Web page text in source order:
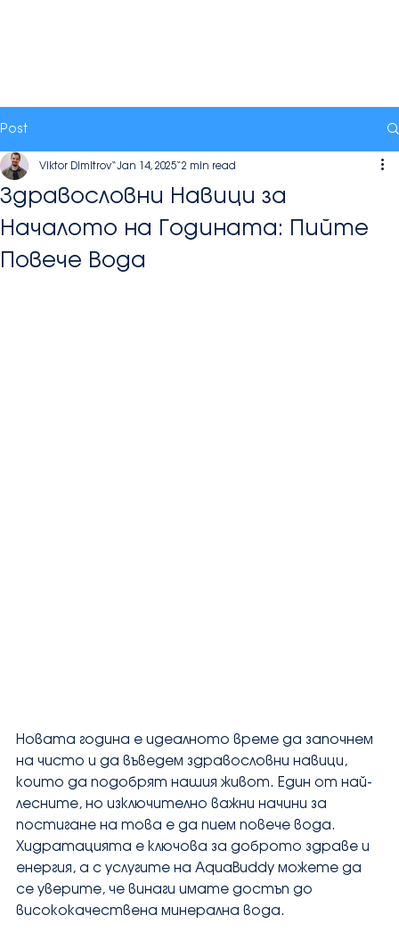
Post
Здравословни Навици за
Началото на Годината: Пийте
Повече Вода
Viktor Dimitrov Jan 14, 2025 2 min read
Новата година е идеалното време да започнем
на чисто и да въведем здравословни навици,
които да подобрят нашия живот. Един от най-
лесните, но изключително важни начини за
постигане на това е да пием повече вода.
Хидратацията е ключова за доброто здраве и
енергия, а с услугите на AquaBuddy можете да
се уверите, че винаги имате достъп до
висококачествена минерална вода.